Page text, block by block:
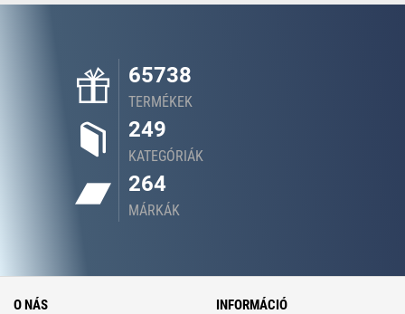
65738
TERMÉKEK
249
KATEGÓRIÁK
264
MÁRKÁK
O NÁS INFORMÁCIÓ